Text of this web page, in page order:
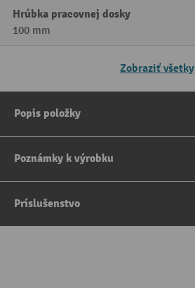
Hrúbka pracovnej dosky
100 mm
Zobraziť všetky
Popis položky
Poznámky k výrobku
Príslušenstvo